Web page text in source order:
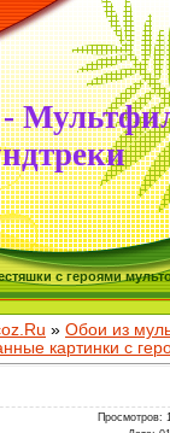
с героями
» Обои из
картинки с
Просмотров: